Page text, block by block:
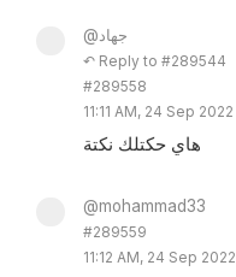
@جهاد
↶ Reply to #289544
#289558
11:11 AM, 24 Sep 2022
هاي حكتلك نكتة
@mohammad33
#289559
11:12 AM, 24 Sep 2022